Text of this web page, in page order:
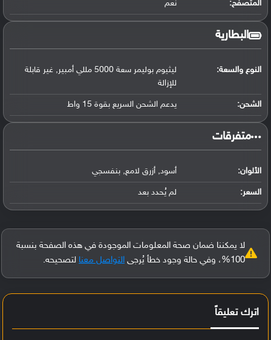
المتصفح: نعم
البطارية
النوع والسعة:
ليثيوم بوليمر سعة 5000 مللي أمبير, غير قابلة
للإزالة
الشحن: يدعم الشحن السريع بقوة 15 واط
‏متفرقات‏
الألوان: أسود, أزرق لامع, بنفسجي
السعر: لم يُحدد بعد
لا يمكننا ضمان صحة المعلومات الموجودة في هذه الصفحة بنسبة
100%، وفي حالة وجود خطأ يُرجى
التواصل معنا لتصحيحه.
اترك تعليقاً